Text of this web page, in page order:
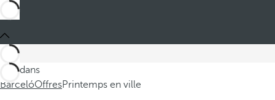
Ces dans
BarcelóOffresPrintemps en ville